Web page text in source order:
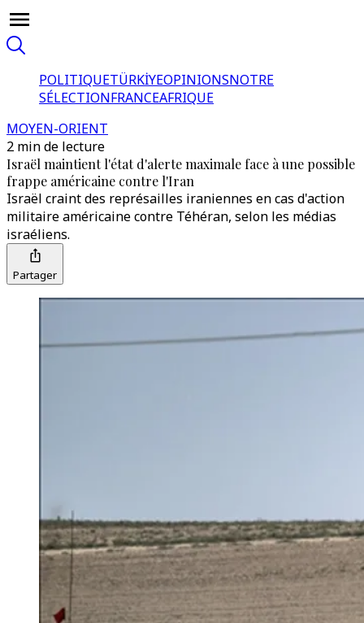
POLITIQUETÜRKİYEOPINIONSNOTRE
SÉLECTIONFRANCEAFRIQUE
MOYEN-ORIENT
2 min de lecture
Israël maintient l'état d'alerte maximale face à une possible
frappe américaine contre l'Iran
Israël craint des représailles iraniennes en cas d'action
militaire américaine contre Téhéran, selon les médias
israéliens.
Partager